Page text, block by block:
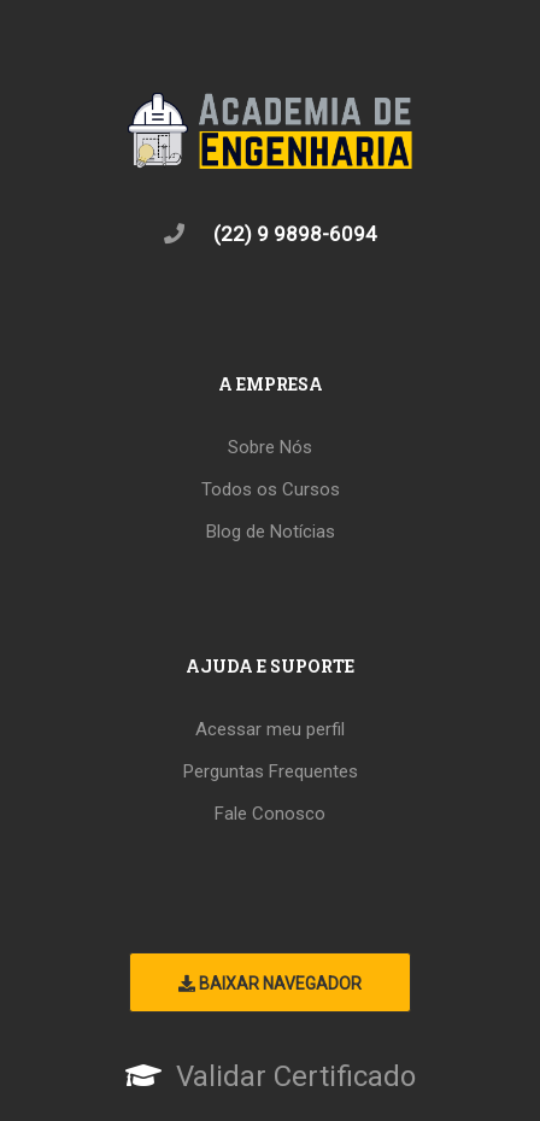
(22) 9 9898-6094
A EMPRESA
Sobre Nós
Todos os Cursos
Blog de Notícias
AJUDA E SUPORTE
Acessar meu perfil
Perguntas Frequentes
Fale Conosco
BAIXAR NAVEGADOR
Validar Certificado